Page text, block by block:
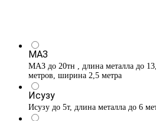
МАЗ
МАЗ до 20тн , длина металла до
метров, ширина 2,5 метра
Исузу
Исузу до 5т, длина металла до 6